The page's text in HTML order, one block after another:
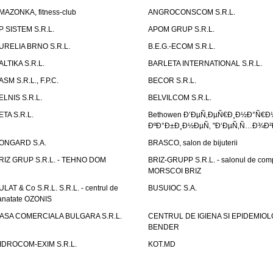
fitness-club
ANGROCONSCOM S.R.L.
SISTEM S.R.L.
APOM GRUP S.R.L.
BRNO S.R.L.
B.E.G.-ECOM S.R.L.
S.R.L.
BARLETA INTERNATIONAL S.R.L.
S.R.L., F.P.C.
BECOR S.R.L.
S.R.L.
BELVILCOM S.R.L.
S.R.L.
Bethowen
ÐºÐ°Ð±Ð¸Ð½ÐµÑ‚
S.A.
BRASCO, salon de bijuterii
GRUP S.R.L. - TEHNO DOM
BRIZ-GRUPP S.R.L. - salonul de
MORSCOI BRIZ
& Co S.R.L. S.R.L. - centrul de
OZONIS
BUSUIOC S.A.
COMERCIALA BULGARA S.R.L.
CENTRUL DE IGIENA SI
BENDER
EXIM S.R.L.
KOT.MD